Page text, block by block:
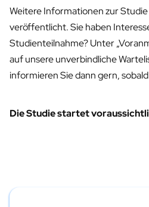
Weitere Informationen zur
veröffentlicht. Sie haben
Studienteilnahme? Unter
auf unsere unverbindliche
informieren Sie dann gern,
Die Studie startet